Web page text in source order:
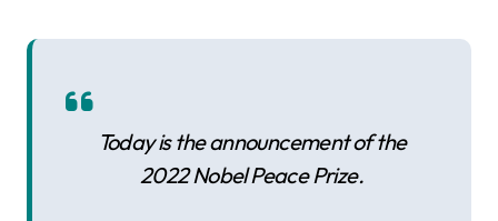
Today is the announcement of the
2022 Nobel Peace Prize.